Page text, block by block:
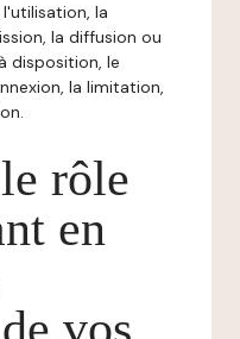
la
la diffusion ou
disposition, le
la limitation,
rôle
en